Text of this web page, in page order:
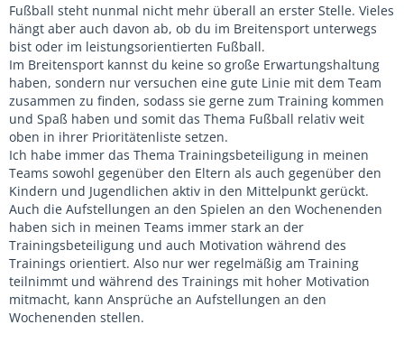
Fußball steht nunmal nicht mehr überall an erster Stelle. Vieles
hängt aber auch davon ab, ob du im Breitensport unterwegs
bist oder im leistungsorientierten Fußball.
Im Breitensport kannst du keine so große Erwartungshaltung
haben, sondern nur versuchen eine gute Linie mit dem Team
zusammen zu finden, sodass sie gerne zum Training kommen
und Spaß haben und somit das Thema Fußball relativ weit
oben in ihrer Prioritätenliste setzen.
Ich habe immer das Thema Trainingsbeteiligung in meinen
Teams sowohl gegenüber den Eltern als auch gegenüber den
Kindern und Jugendlichen aktiv in den Mittelpunkt gerückt.
Auch die Aufstellungen an den Spielen an den Wochenenden
haben sich in meinen Teams immer stark an der
Trainingsbeteiligung und auch Motivation während des
Trainings orientiert. Also nur wer regelmäßig am Training
teilnimmt und während des Trainings mit hoher Motivation
mitmacht, kann Ansprüche an Aufstellungen an den
Wochenenden stellen.